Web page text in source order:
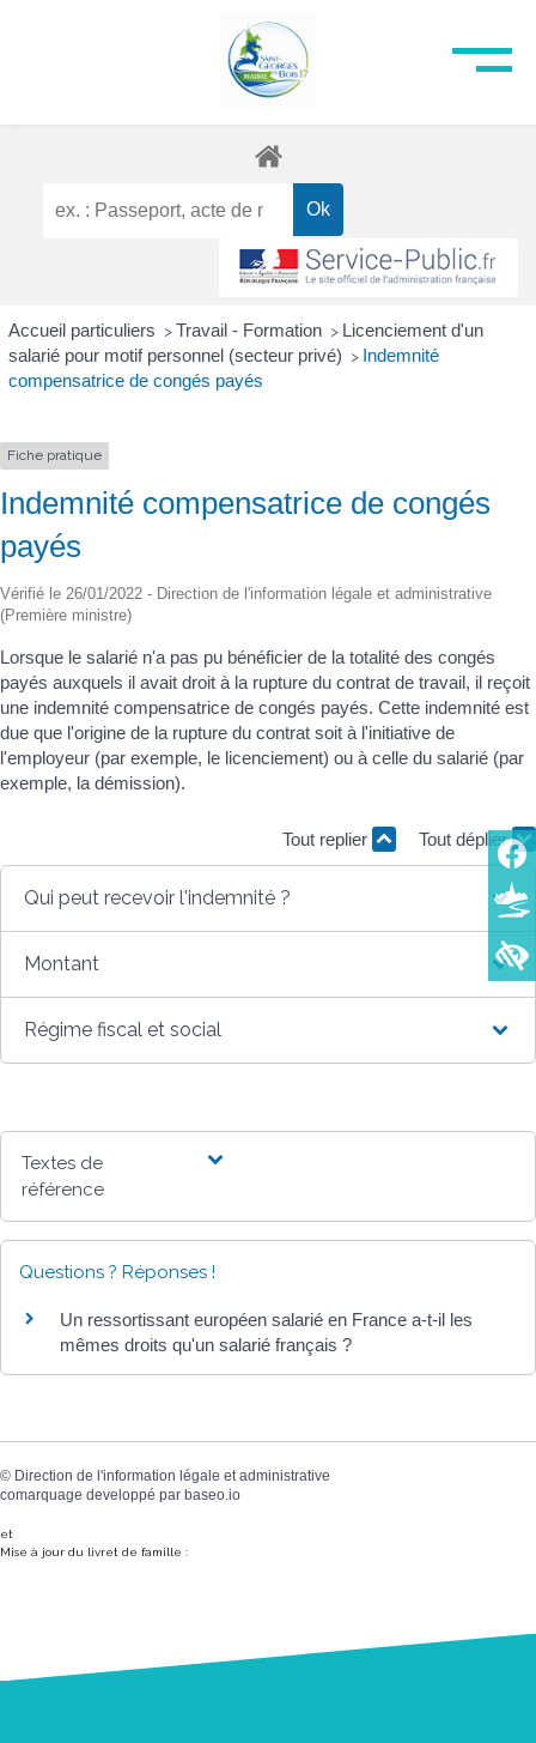
Accueil particuliers > Travail - Formation > Licenciement d'un
salarié pour motif personnel (secteur privé) > Indemnité
compensatrice de congés payés
Fiche pratique
Indemnité compensatrice de congés
payés
Vérifié le 26/01/2022 - Direction de l'information légale et administrative
(Première ministre)
Lorsque le salarié n'a pas pu bénéficier de la totalité des congés
payés auxquels il avait droit à la rupture du contrat de travail, il reçoit
une indemnité compensatrice de congés payés. Cette indemnité est
due que l'origine de la rupture du contrat soit à l'initiative de
l'employeur (par exemple, le licenciement) ou à celle du salarié (par
exemple, la démission).
Tout replier Tout déplier
Qui peut recevoir l'indemnité ?
Montant
Régime fiscal et social
Textes de
référence
Questions ? Réponses !
Un ressortissant européen salarié en France a-t-il les
mêmes droits qu'un salarié français ?
© Direction de l'information légale et administrative
comarquage developpé par baseo.io
et
Mise à jour du livret de famille :